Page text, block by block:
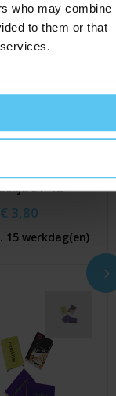
who may combine
to them or that
CT-18
€ 3,80
15 werkdag(en)